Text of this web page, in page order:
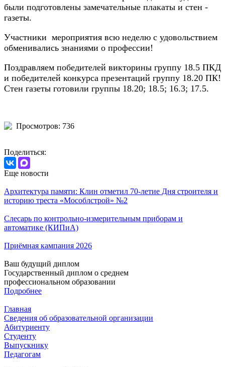
были подготовлены замечательные плакаты и стен -
газеты.
Участники мероприятия всю неделю с удовольствием
обменивались знаниями о профессии!
Поздравляем победителей викторины группу 18.5 ПКД
и победителей конкурса презентаций группу 18.20 ПК!
Стен газеты готовили группы 18.20; 18.5; 16.3; 17.5.
Просмотров: 736
Поделиться:
Еще новости
Архитектура памяти: Клин отметил 70-летие Дня строителя и
историю треста «Мособлстрой» №2
Слесарь по контрольно-измерительным приборам и
автоматике (КИПиА)
Приёмная кампания 2026
Ваш будущий диплом
Государственный диплом о среднем
профессиональном образовании
Подробнее
Главная
Сведения об образовательной организации
Абитуриенту
Студенту
Выпускнику
Педагогам